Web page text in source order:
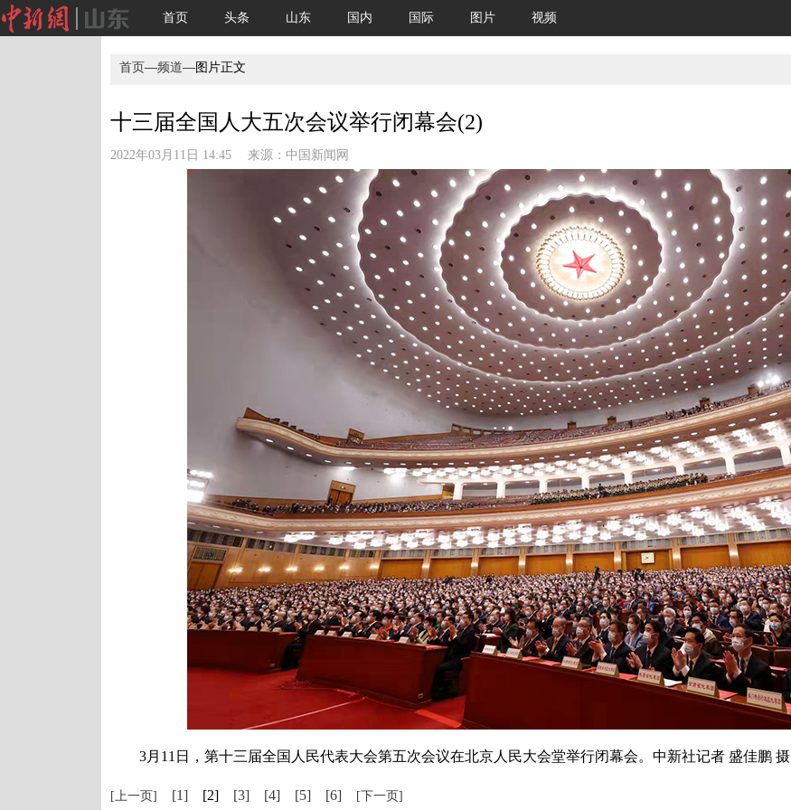
首页 头条 山东 国内 国际 图片 视频
首页—频道—图片正文
十三届全国人大五次会议举行闭幕会(2)
2022年03月11日 14:45 来源： 中国新闻网
3月11日，第十三届全国人民代表大会第五次会议在北京人民大会堂举行闭幕会。中新社记者 盛佳鹏 摄
[上一页] [1] [2] [3] [4] [5] [6] [下一页]